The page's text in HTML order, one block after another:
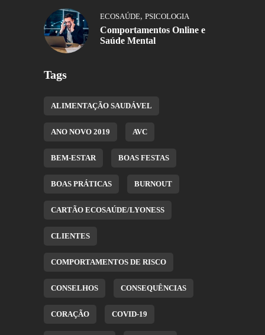
ECOSAÚDE, PSICOLOGIA
Comportamentos Online e
Saúde Mental
Tags
ALIMENTAÇÃO SAUDÁVEL
ANO NOVO 2019 AVC
BEM-ESTAR BOAS FESTAS
BOAS PRÁTICAS BURNOUT
CARTÃO ECOSAÚDE/LYONESS
CLIENTES
COMPORTAMENTOS DE RISCO
CONSELHOS CONSEQUÊNCIAS
CORAÇÃO COVID-19